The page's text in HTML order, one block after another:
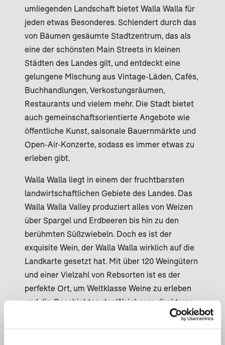
umliegenden Landschaft bietet Walla Walla für
jeden etwas Besonderes. Schlendert durch das
von Bäumen gesäumte Stadtzentrum, das als
eine der schönsten Main Streets in kleinen
Städten des Landes gilt, und entdeckt eine
gelungene Mischung aus Vintage-Läden, Cafés,
Buchhandlungen, Verkostungsräumen,
Restaurants und vielem mehr. Die Stadt bietet
auch gemeinschaftsorientierte Angebote wie
öffentliche Kunst, saisonale Bauernmärkte und
Open-Air-Konzerte, sodass es immer etwas zu
erleben gibt.
Walla Walla liegt in einem der fruchtbarsten
landwirtschaftlichen Gebiete des Landes. Das
Walla Walla Valley produziert alles von Weizen
über Spargel und Erdbeeren bis hin zu den
berühmten Süßzwiebeln. Doch es ist der
exquisite Wein, der Walla Walla wirklich auf die
Landkarte gesetzt hat. Mit über 120 Weingütern
und einer Vielzahl von Rebsorten ist es der
perfekte Ort, um Weltklasse Weine zu erleben
und die Geschichten der Weinberge direkt von